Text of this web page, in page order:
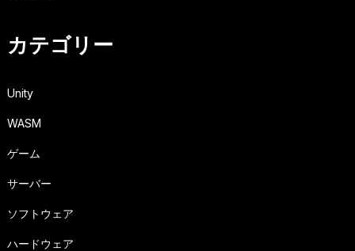
カテゴリー
Unity
WASM
ゲーム
サーバー
ソフトウェア
ハードウェア